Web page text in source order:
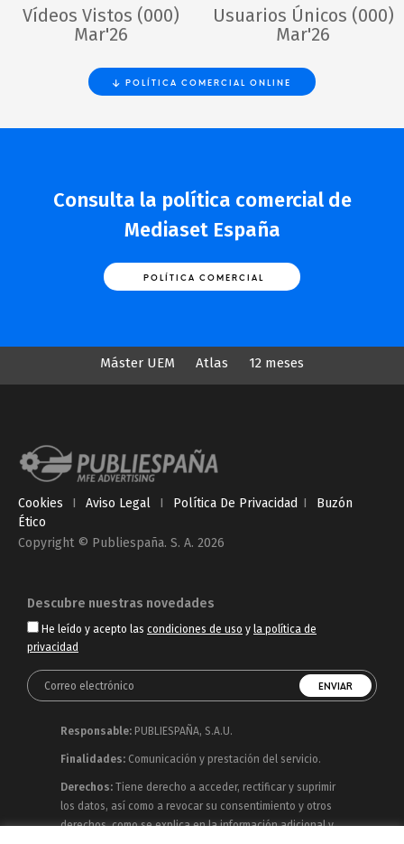
Vídeos Vistos (000)
Mar'26
Usuarios Únicos (000)
Mar'26
POLÍTICA COMERCIAL ONLINE
Consulta la política comercial de
Mediaset España
POLÍTICA COMERCIAL
Máster UEM Atlas 12 meses
Cookies I Aviso Legal I Política De Privacidad I
Buzón
Ético
Copyright © Publiespaña. S. A. 2026
Descubre nuestras novedades
He leído y acepto las condiciones de uso y la política de
privacidad
Responsable: PUBLIESPAÑA, S.A.U.
Finalidades: Comunicación y prestación del servicio.
Derechos: Tiene derecho a acceder, rectificar y suprimir
los datos, así como a revocar su consentimiento y otros
derechos, como se explica en la información adicional y